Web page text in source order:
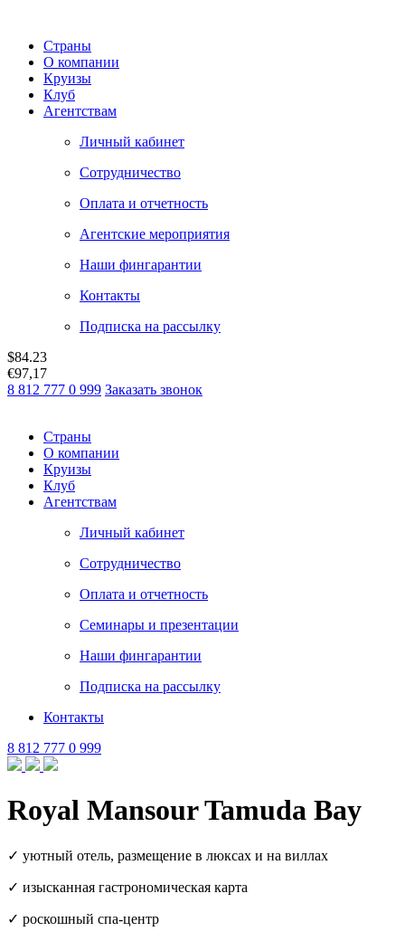
Страны
О компании
Круизы
Клуб
Агентствам
Личный кабинет
Сотрудничество
Оплата и отчетность
Агентские мероприятия
Наши фингарантии
Контакты
Подписка на рассылку
$84.23
€97,17
8 812 777 0 999 Заказать звонок
Страны
О компании
Круизы
Клуб
Агентствам
Личный кабинет
Сотрудничество
Оплата и отчетность
Семинары и презентации
Наши фингарантии
Подписка на рассылку
Контакты
8 812 777 0 999
Royal Mansour Tamuda Bay
✓ уютный отель, размещение в люксах и на виллах
✓ изысканная гастрономическая карта
✓ роскошный спа-центр